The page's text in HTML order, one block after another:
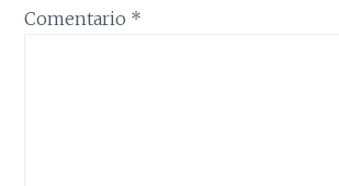
Comentario *